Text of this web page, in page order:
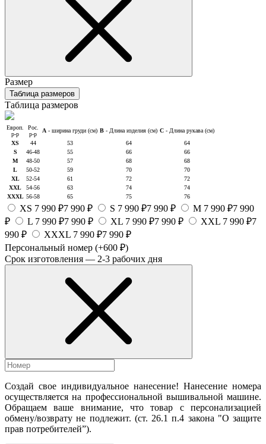
Размер
Таблица размеров
Таблица размеров
Европ.
р-р
Рос.
р-р
A - ширина груди (см) B - Длина изделия (см) C - Длина рукава (см)
XS
44 53 64
64
S
46-48 55 66
66
M
48-50 57 68
68
L
50-52 59 70
70
XL
52-54 61 72
72
XXL
54-56 63 74
74
XXXL 56-58 65 75 76
XS 7 990 ₽7 990 ₽ S 7 990 ₽7 990 ₽ M 7 990 ₽7 990
₽
L 7 990 ₽7 990 ₽ XL 7 990 ₽7 990 ₽ XXL 7 990 ₽7
990 ₽
XXXL 7 990 ₽7 990 ₽
Персональный номер (+600 ₽)
Срок изготовления — 2-3 рабочих дня
Создай свое индивидуальное нанесение! Нанесение номера
осуществляется на профессиональной вышивальной машине.
Обращаем ваше внимание, что товар с персонализацией
обмену/возврату не подлежит. (ст. 26.1 п.4 закона "О защите
прав потребителей”).